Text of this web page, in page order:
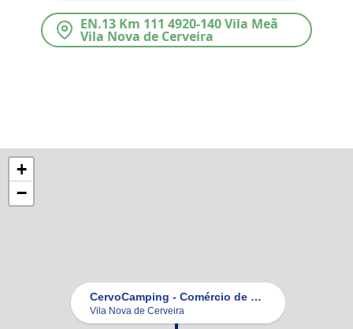
EN.13 Km 111 4920-140 Vila Meã
Vila Nova de Cerveira
41.977477, -8.676832
CervoCamping - Comércio de Caravanas e AutoCaravanas Vila Nova de Cerveira
Vila Nova de Cerveira
+
−